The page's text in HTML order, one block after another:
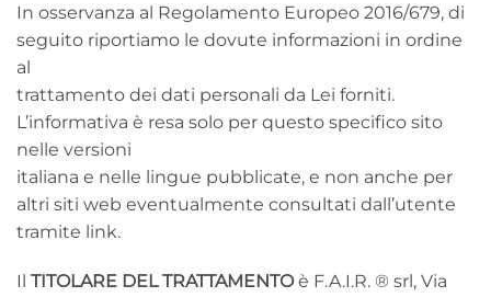
In osservanza al Regolamento Europeo 2016/679, di
seguito riportiamo le dovute informazioni in ordine
al
trattamento dei dati personali da Lei forniti.
L’informativa è resa solo per questo specifico sito
nelle versioni
italiana e nelle lingue pubblicate, e non anche per
altri siti web eventualmente consultati dall’utente
tramite link.
Il TITOLARE DEL TRATTAMENTOè F.A.I.R. ® srl, Via